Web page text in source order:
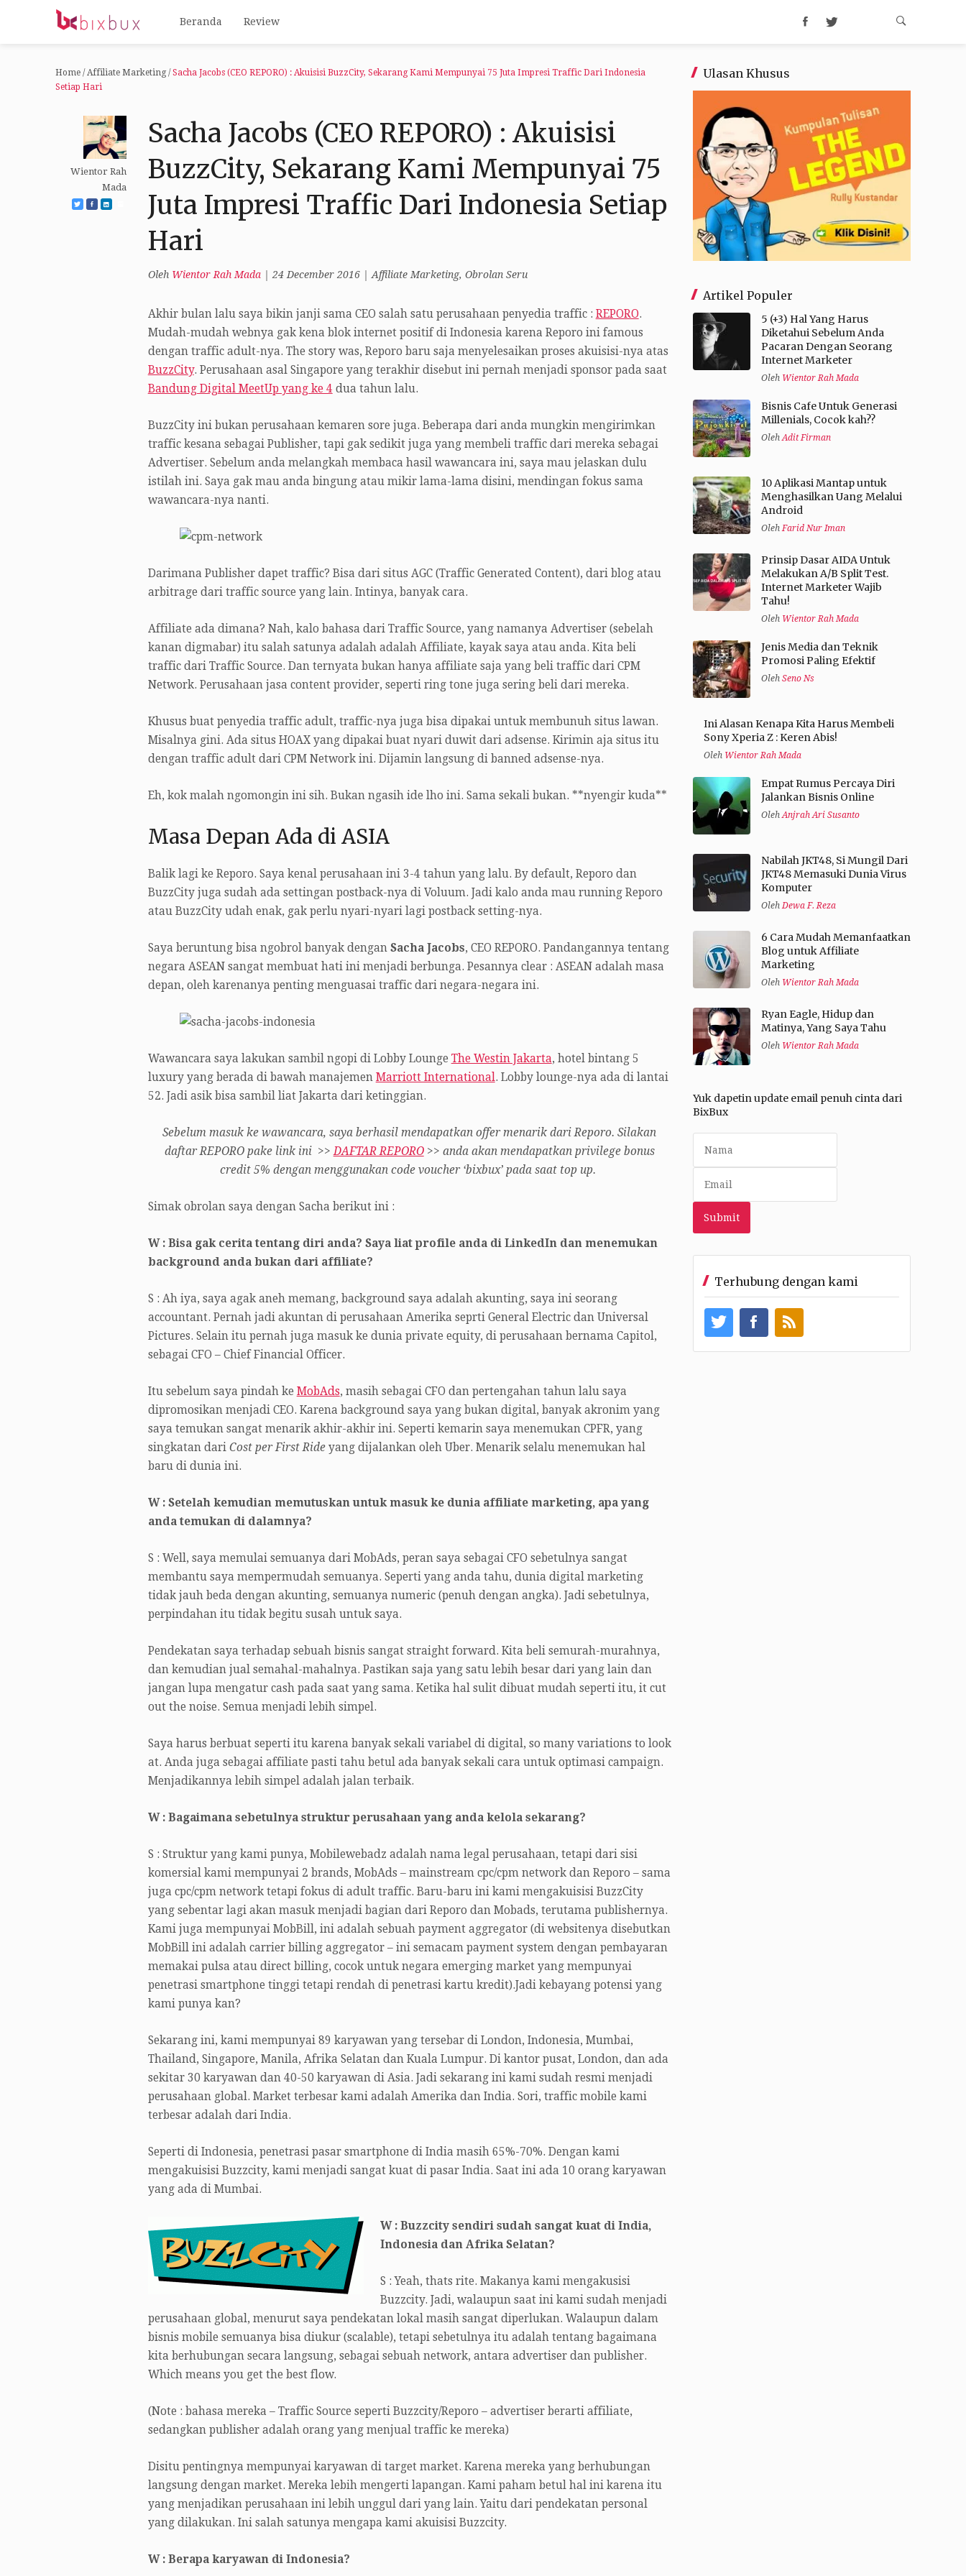
Beranda Review
Home /Affiliate Marketing/Sacha Jacobs (CEO REPORO) : Akuisisi BuzzCity, Sekarang Kami Mempunyai 75 Juta Impresi Traffic Dari Indonesia
Setiap Hari
Wientor Rah
Mada
Sacha Jacobs (CEO REPORO) : Akuisisi
BuzzCity, Sekarang Kami Mempunyai 75
Juta Impresi Traffic Dari Indonesia Setiap
Hari
Oleh Wientor Rah Mada| 24 December 2016| Affiliate Marketing, Obrolan Seru
Akhir bulan lalu saya bikin janji sama CEO salah satu perusahaan penyedia traffic : REPORO.
Mudah-mudah webnya gak kena blok internet positif di Indonesia karena Reporo ini famous
dengan traffic adult-nya. The story was, Reporo baru saja menyelesaikan proses akuisisi-nya atas
BuzzCity. Perusahaan asal Singapore yang terakhir disebut ini pernah menjadi sponsor pada saat
Bandung Digital MeetUp yang ke 4 dua tahun lalu.
BuzzCity ini bukan perusahaan kemaren sore juga. Beberapa dari anda mungkin mengirimkan
traffic kesana sebagai Publisher, tapi gak sedikit juga yang membeli traffic dari mereka sebagai
Advertiser. Sebelum anda melangkah membaca hasil wawancara ini, saya mau jelaskan dulu
istilah ini. Saya gak mau anda bingung atau mikir lama-lama disini, mendingan fokus sama
wawancara-nya nanti.
Darimana Publisher dapet traffic? Bisa dari situs AGC (Traffic Generated Content), dari blog atau
arbitrage dari traffic source yang lain. Intinya, banyak cara.
Affiliate ada dimana? Nah, kalo bahasa dari Traffic Source, yang namanya Advertiser (sebelah
kanan digmabar) itu salah satunya adalah adalah Affiliate, kayak saya atau anda. Kita beli
traffic dari Traffic Source. Dan ternyata bukan hanya affiliate saja yang beli traffic dari CPM
Network. Perusahaan jasa content provider, seperti ring tone juga sering beli dari mereka.
Khusus buat penyedia traffic adult, traffic-nya juga bisa dipakai untuk membunuh situs lawan.
Misalnya gini. Ada situs HOAX yang dipakai buat nyari duwit dari adsense. Kirimin aja situs itu
dengan traffic adult dari CPM Network ini. Dijamin langsung di banned adsense-nya.
Eh, kok malah ngomongin ini sih. Bukan ngasih ide lho ini. Sama sekali bukan. **nyengir kuda**
Masa Depan Ada di ASIA
Balik lagi ke Reporo. Saya kenal perusahaan ini 3-4 tahun yang lalu. By default, Reporo dan
BuzzCity juga sudah ada settingan postback-nya di Voluum. Jadi kalo anda mau running Reporo
atau BuzzCity udah enak, gak perlu nyari-nyari lagi postback setting-nya.
Saya beruntung bisa ngobrol banyak dengan Sacha Jacobs, CEO REPORO. Pandangannya tentang
negara ASEAN sangat membuat hati ini menjadi berbunga. Pesannya clear : ASEAN adalah masa
depan, oleh karenanya penting menguasai traffic dari negara-negara ini.
Wawancara saya lakukan sambil ngopi di Lobby Lounge The Westin Jakarta, hotel bintang 5
luxury yang berada di bawah manajemen Marriott International. Lobby lounge-nya ada di lantai
52. Jadi asik bisa sambil liat Jakarta dari ketinggian.
Sebelum masuk ke wawancara, saya berhasil mendapatkan offer menarik dari Reporo. Silakan
daftar REPORO pake link ini >>DAFTAR REPORO>> anda akan mendapatkan privilege bonus
credit 5% dengan menggunakan code voucher ‘bixbux’ pada saat top up.
Simak obrolan saya dengan Sacha berikut ini :
W : Bisa gak cerita tentang diri anda? Saya liat profile anda di LinkedIn dan menemukan
background anda bukan dari affiliate?
S : Ah iya, saya agak aneh memang, background saya adalah akunting, saya ini seorang
accountant. Pernah jadi akuntan di perusahaan Amerika seprti General Electric dan Universal
Pictures. Selain itu pernah juga masuk ke dunia private equity, di perusahaan bernama Capitol,
sebagai CFO – Chief Financial Officer.
Itu sebelum saya pindah ke MobAds, masih sebagai CFO dan pertengahan tahun lalu saya
dipromosikan menjadi CEO. Karena background saya yang bukan digital, banyak akronim yang
saya temukan sangat menarik akhir-akhir ini. Seperti kemarin saya menemukan CPFR, yang
singkatan dari Cost per First Rideyang dijalankan oleh Uber. Menarik selalu menemukan hal
baru di dunia ini.
W : Setelah kemudian memutuskan untuk masuk ke dunia affiliate marketing, apa yang
anda temukan di dalamnya?
S : Well, saya memulai semuanya dari MobAds, peran saya sebagai CFO sebetulnya sangat
membantu saya mempermudah semuanya. Seperti yang anda tahu, dunia digital marketing
tidak jauh beda dengan akunting, semuanya numeric (penuh dengan angka). Jadi sebetulnya,
perpindahan itu tidak begitu susah untuk saya.
Pendekatan saya terhadap sebuah bisnis sangat straight forward. Kita beli semurah-murahnya,
dan kemudian jual semahal-mahalnya. Pastikan saja yang satu lebih besar dari yang lain dan
jangan lupa mengatur cash pada saat yang sama. Ketika hal sulit dibuat mudah seperti itu, it cut
out the noise. Semua menjadi lebih simpel.
Saya harus berbuat seperti itu karena banyak sekali variabel di digital, so many variations to look
at. Anda juga sebagai affiliate pasti tahu betul ada banyak sekali cara untuk optimasi campaign.
Menjadikannya lebih simpel adalah jalan terbaik.
W : Bagaimana sebetulnya struktur perusahaan yang anda kelola sekarang?
S : Struktur yang kami punya, Mobilewebadz adalah nama legal perusahaan, tetapi dari sisi
komersial kami mempunyai 2 brands, MobAds – mainstream cpc/cpm network dan Reporo – sama
juga cpc/cpm network tetapi fokus di adult traffic. Baru-baru ini kami mengakuisisi BuzzCity
yang sebentar lagi akan masuk menjadi bagian dari Reporo dan Mobads, terutama publishernya.
Kami juga mempunyai MobBill, ini adalah sebuah payment aggregator (di websitenya disebutkan
MobBill ini adalah carrier billing aggregator – ini semacam payment system dengan pembayaran
memakai pulsa atau direct billing, cocok untuk negara emerging market yang mempunyai
penetrasi smartphone tinggi tetapi rendah di penetrasi kartu kredit).Jadi kebayang potensi yang
kami punya kan?
Sekarang ini, kami mempunyai 89 karyawan yang tersebar di London, Indonesia, Mumbai,
Thailand, Singapore, Manila, Afrika Selatan dan Kuala Lumpur. Di kantor pusat, London, dan ada
sekitar 30 karyawan dan 40-50 karyawan di Asia. Jadi sekarang ini kami sudah resmi menjadi
perusahaan global. Market terbesar kami adalah Amerika dan India. Sori, traffic mobile kami
terbesar adalah dari India.
Seperti di Indonesia, penetrasi pasar smartphone di India masih 65%-70%. Dengan kami
mengakuisisi Buzzcity, kami menjadi sangat kuat di pasar India. Saat ini ada 10 orang karyawan
yang ada di Mumbai.
W : Buzzcity sendiri sudah sangat kuat di India,
Indonesia dan Afrika Selatan?
S : Yeah, thats rite. Makanya kami mengakusisi
Buzzcity. Jadi, walaupun saat ini kami sudah menjadi
perusahaan global, menurut saya pendekatan lokal masih sangat diperlukan. Walaupun dalam
bisnis mobile semuanya bisa diukur (scalable), tetapi sebetulnya itu adalah tentang bagaimana
kita berhubungan secara langsung, sebagai sebuah network, antara advertiser dan publisher.
Which means you get the best flow.
(Note : bahasa mereka – Traffic Source seperti Buzzcity/Reporo – advertiser berarti affiliate,
sedangkan publisher adalah orang yang menjual traffic ke mereka)
Disitu pentingnya mempunyai karyawan di target market. Karena mereka yang berhubungan
langsung dengan market. Mereka lebih mengerti lapangan. Kami paham betul hal ini karena itu
yang menjadikan perusahaan ini lebih unggul dari yang lain. Yaitu dari pendekatan personal
yang dilakukan. Ini salah satunya mengapa kami akuisisi Buzzcity.
W : Berapa karyawan di Indonesia?
Ulasan Khusus
Artikel Populer
5 (+3) Hal Yang Harus
Diketahui Sebelum Anda
Pacaran Dengan Seorang
Internet Marketer
Oleh Wientor Rah Mada
Bisnis Cafe Untuk Generasi
Millenials, Cocok kah??
OlehAdit Firman
10 Aplikasi Mantap untuk
Menghasilkan Uang Melalui
Android
OlehFarid Nur Iman
Prinsip Dasar AIDA Untuk
Melakukan A/B Split Test.
Internet Marketer Wajib
Tahu!
Oleh Wientor Rah Mada
Jenis Media dan Teknik
Promosi Paling Efektif
Oleh Seno Ns
Ini Alasan Kenapa Kita Harus Membeli
Sony Xperia Z : Keren Abis!
Oleh Wientor Rah Mada
Empat Rumus Percaya Diri
Jalankan Bisnis Online
OlehAnjrah Ari Susanto
Nabilah JKT48, Si Mungil Dari
JKT48 Memasuki Dunia Virus
Komputer
OlehDewa F. Reza
6 Cara Mudah Memanfaatkan
Blog untuk Affiliate
Marketing
Oleh Wientor Rah Mada
Ryan Eagle, Hidup dan
Matinya, Yang Saya Tahu
Oleh Wientor Rah Mada
Yuk dapetin update email penuh cinta dari
BixBux
Terhubung dengan kami